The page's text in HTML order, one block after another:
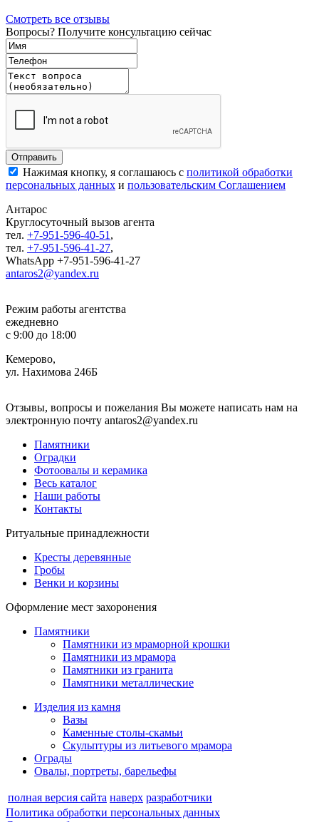
Смотреть все отзывы
Вопросы? Получите консультацию сейчас
Нажимая кнопку, я соглашаюсь с политикой обработки
персональных данных и пользовательским Соглашением
Антарос
Круглосуточный вызов агента
тел. +7-951-596-40-51 ,
тел. +7-951-596-41-27,
WhatsApp +7-951-596-41-27
antaros2@yandex.ru
Режим работы агентства
ежедневно
с 9:00 до 18:00
Кемерово,
ул. Нахимова 246Б
Отзывы, вопросы и пожелания Вы можете написать нам на
электронную почту antaros2@yandex.ru
Памятники
Оградки
Фотоовалы и керамика
Весь каталог
Наши работы
Контакты
Ритуальные принадлежности
Кресты деревянные
Гробы
Венки и корзины
Оформление мест захоронения
Памятники
Памятники из мраморной крошки
Памятники из мрамора
Памятники из гранита
Памятники металлические
Изделия из камня
Вазы
Каменные столы-скамьи
Скульптуры из литьевого мрамора
Ограды
Овалы, портреты, барельефы
полная версия сайта наверх разработчики
Политика обработки персональных данных